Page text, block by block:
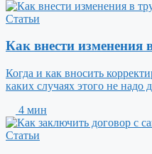
Статьи
Как внести изменения
Когда и как вносить
каких случаях этого не надо
4 мин
Статьи